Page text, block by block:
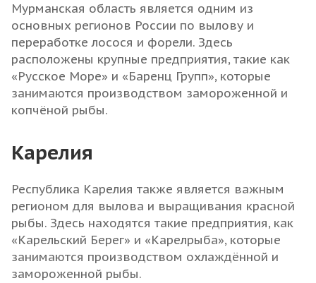
Мурманская область является одним из
основных регионов России по вылову и
переработке лосося и форели. Здесь
расположены крупные предприятия, такие как
«Русское Море» и «Баренц Групп», которые
занимаются производством замороженной и
копчёной рыбы.
Карелия
Республика Карелия также является важным
регионом для вылова и выращивания красной
рыбы. Здесь находятся такие предприятия, как
«Карельский Берег» и «Карелрыба», которые
занимаются производством охлаждённой и
замороженной рыбы.